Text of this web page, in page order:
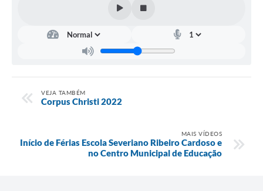
VEJA TAMBÉM
Corpus Christi 2022
MAIS VÍDEOS
Início de Férias Escola Severiano Ribeiro Cardoso e
no Centro Municipal de Educação